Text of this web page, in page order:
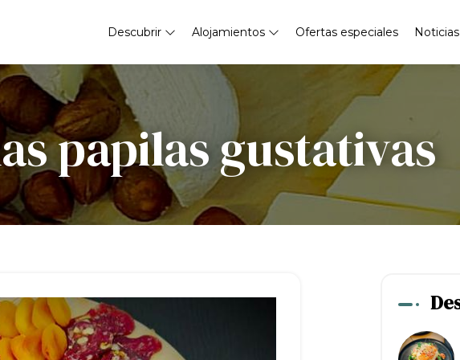
Descubrir Alojamientos Ofertas especiales Noticias
papilas gustativas